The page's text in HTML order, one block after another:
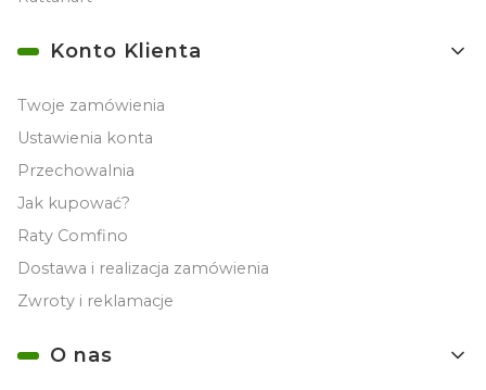
Konto Klienta
Twoje zamówienia
Ustawienia konta
Przechowalnia
Jak kupować?
Raty Comfino
Dostawa i realizacja zamówienia
Zwroty i reklamacje
O nas